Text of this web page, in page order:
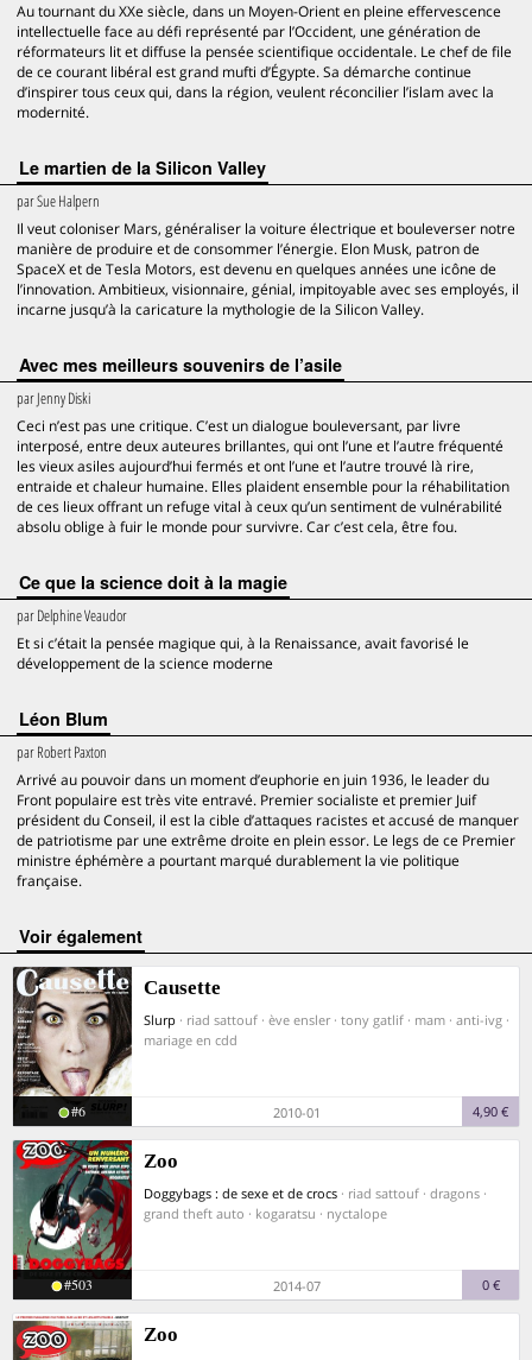
Au tournant du XXe siècle, dans un Moyen-Orient en pleine effervescence
intellectuelle face au défi représenté par l’Occident, une génération de
réformateurs lit et diffuse la pensée scientifique occidentale. Le chef de file
de ce courant libéral est grand mufti d’Égypte. Sa démarche continue
d’inspirer tous ceux qui, dans la région, veulent réconcilier l’islam avec la
modernité.
Le martien de la Silicon Valley
parSue Halpern
Il veut coloniser Mars, généraliser la voiture électrique et bouleverser notre
manière de produire et de consommer l’énergie. Elon Musk, patron de
SpaceX et de Tesla Motors, est devenu en quelques années une icône de
l’innovation. Ambitieux, visionnaire, génial, impitoyable avec ses employés, il
incarne jusqu’à la caricature la mythologie de la Silicon Valley.
Avec mes meilleurs souvenirs de l’asile
parJenny Diski
Ceci n’est pas une critique. C’est un dialogue bouleversant, par livre
interposé, entre deux auteures brillantes, qui ont l’une et l’autre fréquenté
les vieux asiles aujourd’hui fermés et ont l’une et l’autre trouvé là rire,
entraide et chaleur humaine. Elles plaident ensemble pour la réhabilitation
de ces lieux offrant un refuge vital à ceux qu’un sentiment de vulnérabilité
absolu oblige à fuir le monde pour survivre. Car c’est cela, être fou.
Ce que la science doit à la magie
parDelphine Veaudor
Et si c’était la pensée magique qui, à la Renaissance, avait favorisé le
développement de la science moderne
Léon Blum
parRobert Paxton
Arrivé au pouvoir dans un moment d’euphorie en juin 1936, le leader du
Front populaire est très vite entravé. Premier socialiste et premier Juif
président du Conseil, il est la cible d’attaques racistes et accusé de manquer
de patriotisme par une extrême droite en plein essor. Le legs de ce Premier
ministre éphémère a pourtant marqué durablement la vie politique
française.
voir également
Causette
Slurp · riad sattouf · ève ensler · tony gatlif · mam · anti-ivg ·
mariage en cdd
#6 2010-01 4,90 €
Zoo
Doggybags : de sexe et de crocs · riad sattouf · dragons ·
grand theft auto · kogaratsu · nyctalope
#503 2014-07 0 €
Zoo